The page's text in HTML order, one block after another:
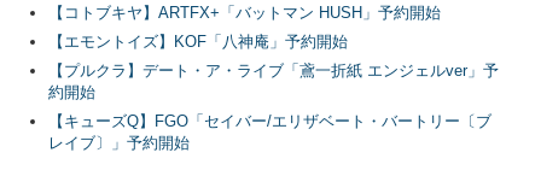
【コトブキヤ】ARTFX+「バットマン HUSH」予約開始
【エモントイズ】KOF「八神庵」予約開始
【プルクラ】デート・ア・ライブ「鳶一折紙 エンジェルver」予
約開始
【キューズQ】FGO「セイバー/エリザベート・バートリー〔ブ
レイブ〕」予約開始